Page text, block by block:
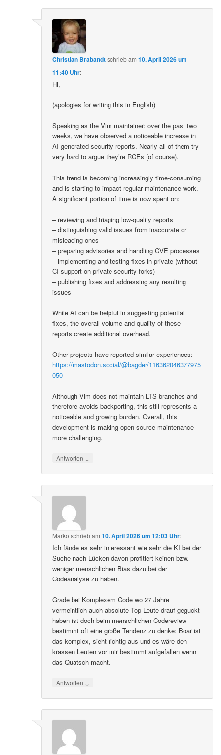
Christian Brabandtschriebam10. April 2026 um
11:40 Uhr:
Hi,
(apologies for writing this in English)
Speaking as the Vim maintainer: over the past two
weeks, we have observed a noticeable increase in
AI-generated security reports. Nearly all of them try
very hard to argue they’re RCEs (of course).
This trend is becoming increasingly time-consuming
and is starting to impact regular maintenance work.
A significant portion of time is now spent on:
– reviewing and triaging low-quality reports
– distinguishing valid issues from inaccurate or
misleading ones
– preparing advisories and handling CVE processes
– implementing and testing fixes in private (without
CI support on private security forks)
– publishing fixes and addressing any resulting
issues
While AI can be helpful in suggesting potential
fixes, the overall volume and quality of these
reports create additional overhead.
Other projects have reported similar experiences:
https://mastodon.social/@bagder/116362046377975
050
Although Vim does not maintain LTS branches and
therefore avoids backporting, this still represents a
noticeable and growing burden. Overall, this
development is making open source maintenance
more challenging.
Antworten ↓
Marko schriebam10. April 2026 um 12:03 Uhr:
Ich fände es sehr interessant wie sehr die KI bei der
Suche nach Lücken davon profitiert keinen bzw.
weniger menschlichen Bias dazu bei der
Codeanalyse zu haben.
Grade bei Komplexem Code wo 27 Jahre
vermeintlich auch absolute Top Leute drauf geguckt
haben ist doch beim menschlichen Codereview
bestimmt oft eine große Tendenz zu denke: Boar ist
das komplex, sieht richtig aus und es wäre den
krassen Leuten vor mir bestimmt aufgefallen wenn
das Quatsch macht.
Antworten ↓